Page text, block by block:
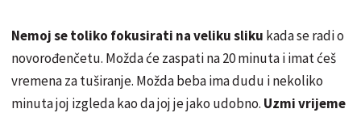
Nemoj se toliko fokusirati na veliku sliku kada se radi o
novorođenčetu. Možda će zaspati na 20 minuta i imat ćeš
vremena za tuširanje. Možda beba ima dudu i nekoliko
minuta joj izgleda kao da joj je jako udobno. Uzmi vrijeme